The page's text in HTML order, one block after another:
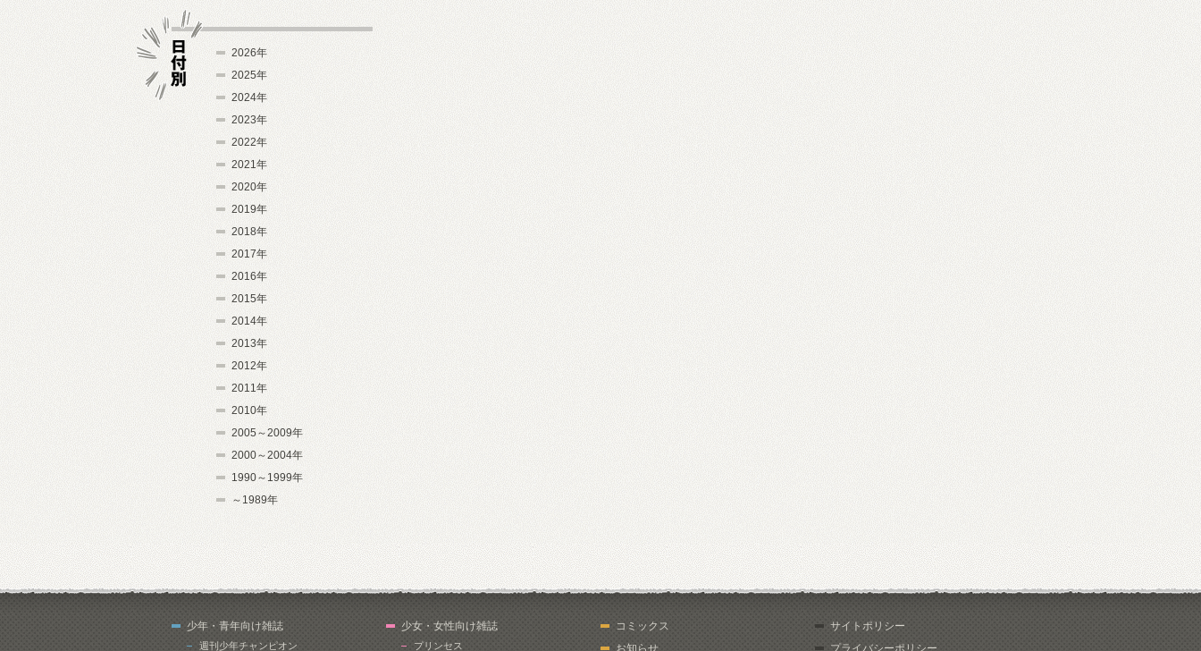
2026年
2025年
2024年
2023年
2022年
2021年
2020年
2019年
2018年
2017年
2016年
2015年
2014年
2013年
2012年
2011年
2010年
2005～2009年
2000～2004年
1990～1999年
～1989年
少年・青年向け雑誌
週刊少年チャンピオン
少女・女性向け雑誌
プリンセス
コミックス
お知らせ
サイトポリシー
プライバシーポリシー